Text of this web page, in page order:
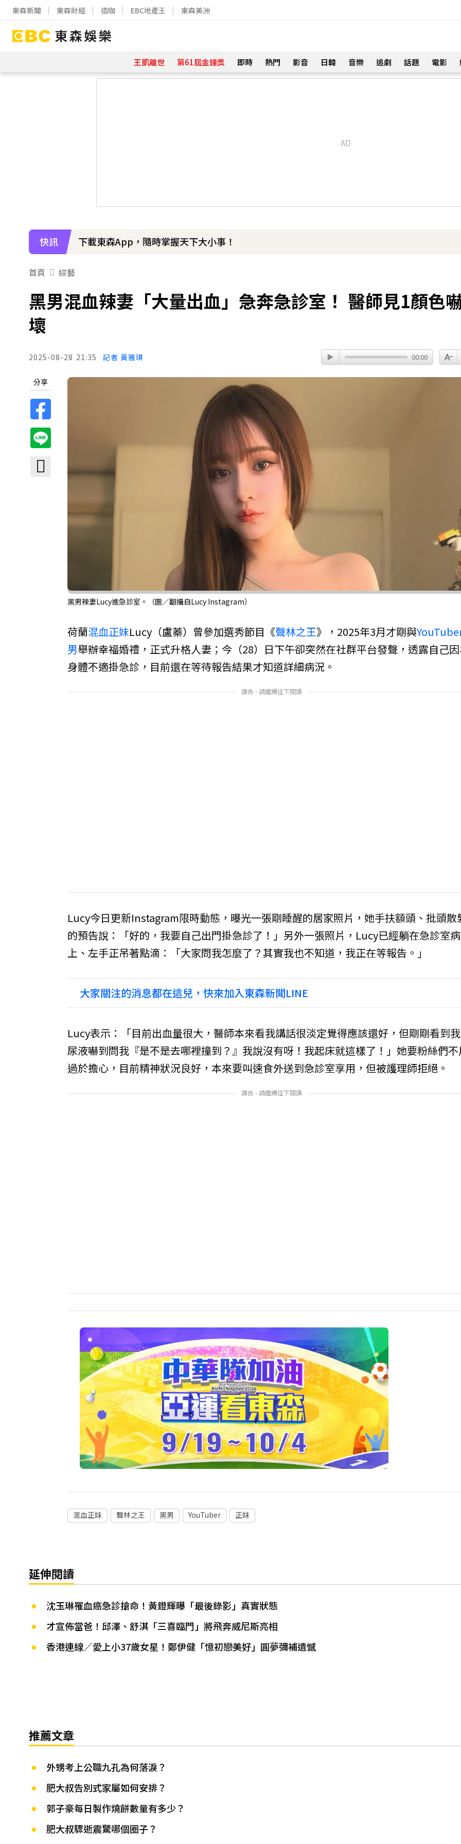
東森新聞 東森財經 造咖 EBC地產王 東森美洲
王凱離世 第61屆金鐘獎 即時 熱門 影音 日韓 音樂 追劇 話題 電影
快訊 下載東森App，隨時掌握天下大小事！
首頁 綜藝
黑男混血辣妻「大量出血」急奔急診室！ 醫師見1顏色
壞
2025-08-28 21:35 記者 黃雅琪 00:00
分享
黑男辣妻Lucy進急診室。（圖／翻攝自Lucy Instagram）
荷蘭混血正妹Lucy（盧蓁）曾參加選秀節目《聲林之王》，2025年3月才剛與
男舉辦幸福婚禮，正式升格人妻；今（28）日下午卻突然在社群平台發聲，透露自己
身體不適掛急診，目前還在等待報告結果才知道詳細病況。
廣告 - 請繼續往下閱讀
Lucy今日更新Instagram限時動態，曝光一張剛睡醒的居家照片，她手扶額頭、批頭散
的預告說：「好的，我要自己出門掛急診了！」另外一張照片，Lucy已經躺在急診室
上、左手正吊著點滴：「大家問我怎麼了？其實我也不知道，我正在等報告。」
大家關注的消息都在這兒，快來加入東森新聞LINE
Lucy表示：「目前出血量很大，醫師本來看我講話很淡定覺得應該還好，但剛剛看到
尿液嚇到問我『是不是去哪裡撞到？』我說沒有呀！我起床就這樣了！」她要粉絲們
過於擔心，目前精神狀況良好，本來要叫速食外送到急診室享用，但被護理師拒絕。
廣告 - 請繼續往下閱讀
混血正妹 聲林之王 黑男 YouTuber 正妹
延伸閱讀
沈玉琳罹血癌急診搶命！黃鐙輝曝「最後錄影」真實狀態
才宣佈當爸！邱澤、舒淇「三喜臨門」將飛奔威尼斯亮相
香港連線／愛上小37歲女星！鄭伊健「憶初戀美好」圓夢彌補遺憾
推薦文章
外甥考上公職九孔為何落淚？
肥大叔告別式家屬如何安排？
郭子豪每日製作燒餅數量有多少？
肥大叔驟逝震驚哪個圈子？